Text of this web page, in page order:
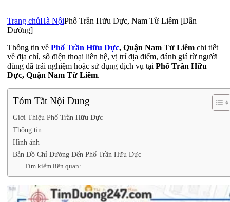
Trang chủHà NộiPhố Trần Hữu Dực, Nam Từ Liêm [Dẫn
Đường]
Thông tin về Phố Trần Hữu Dực, Quận Nam Từ Liêm chi tiết
về địa chỉ, số điện thoại liên hệ, vị trí địa điểm, đánh giá từ người
dùng đã trải nghiệm hoặc sử dụng dịch vụ tại Phố Trần Hữu
Dực, Quận Nam Từ Liêm.
Tóm Tắt Nội Dung
Giới Thiệu Phố Trần Hữu Dực
Thông tin
Hình ảnh
Bản Đồ Chỉ Đường Đến Phố Trần Hữu Dực
Tìm kiếm liên quan: